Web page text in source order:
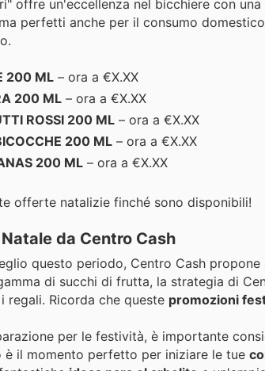
offre un'eccellenza nel bicchiere con
perfetti anche per il consumo
200 ML – ora a €X.XX
200 ML – ora a €X.XX
ROSSI 200 ML – ora a €X.XX
200 ML – ora a €X.XX
200 ML – ora a €X.XX
offerte natalizie finché sono disponibili!
da Centro Cash
questo periodo, Centro Cash
di succhi di frutta, la strategia di
regali. Ricorda che queste promozioni
per le festività, è importante
è il momento perfetto per iniziare le tue